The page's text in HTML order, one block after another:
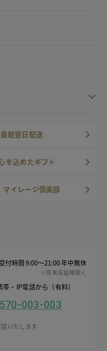
最短翌日配送
を込めたギフト
マイレージ倶楽部
受付時間 9:00～21:00 年中無休
※年末年始等除く
帯・IP電話から（有料）
003-003
いたします